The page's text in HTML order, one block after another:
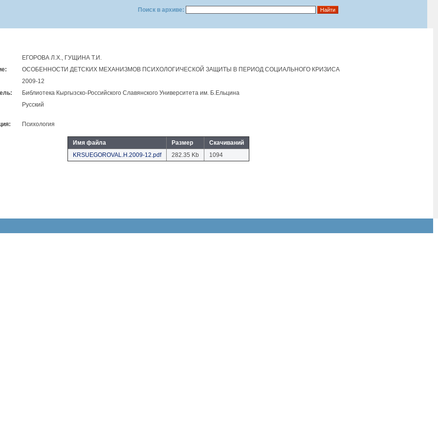
Поиск в архиве:
ЕГОРОВА Л.Х., ГУЩИНА Т.И.
ОСОБЕННОСТИ ДЕТСКИХ МЕХАНИЗМОВ ПСИХОЛОГИЧЕСКОЙ ЗАЩИТЫ В ПЕРИОД СОЦИАЛЬНОГО КРИЗИСА
2009-12
Библиотека Кыргызско-Российского Славянского Университета им. Б.Eльцина
Русский
Психология
Имя файла Размер
Скачиваний
KRSUEGOROVAL.H.2009-12.pdf
282.35 Kb 1094